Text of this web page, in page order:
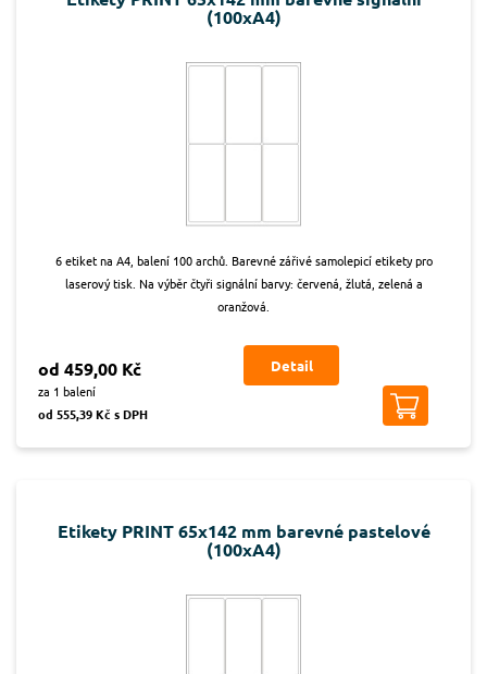
(100xA4)
6 etiket na A4, balení 100 archů. Barevné zářivé samolepicí etikety pro
laserový tisk. Na výběr čtyři signální barvy: červená, žlutá, zelená a
oranžová.
od 459,00 Kč
za 1 balení
od 555,39 Kč s DPH
Detail
Etikety PRINT 65x142 mm barevné pastelové
(100xA4)